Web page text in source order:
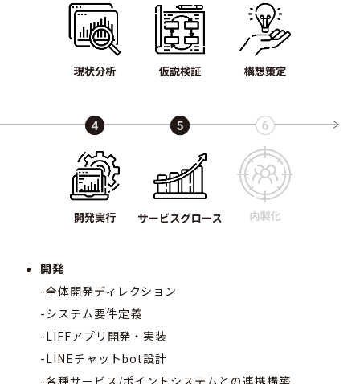
開発
-全体開発ディレクション
-システム要件定義
-LIFFアプリ開発・実装
-LINEチャットbot設計
-各種サービス/ポイントシステムとの連携構築